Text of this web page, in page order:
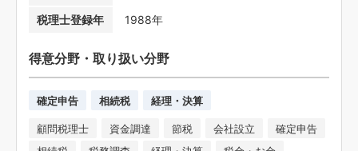
税理士登録年
1988年
得意分野・取り扱い分野
確定申告 相続税 経理・決算
顧問税理士 資金調達 節税 会社設立
確定申告